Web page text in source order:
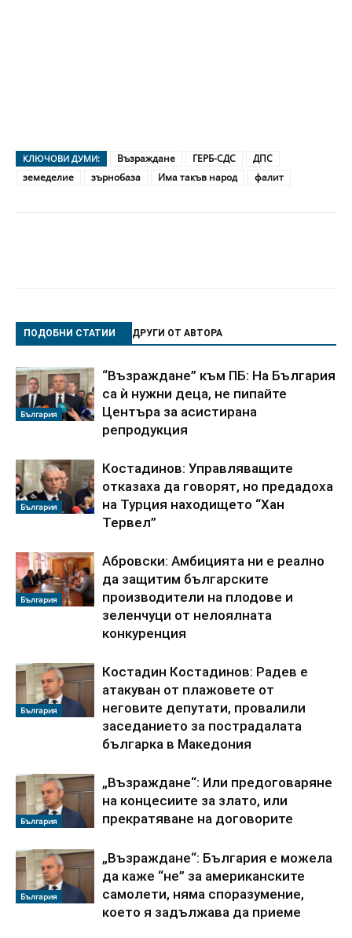
КЛЮЧОВИ ДУМИ: Възраждане ГЕРБ-СДС
ДПС
земеделие
зърнобаза Има такъв народ фалит
ПОДОБНИ СТАТИИ ДРУГИ ОТ АВТОРА
България
“Възраждане” към ПБ: На България
са ѝ нужни деца, не пипайте
Центъра за асистирана
репродукция
България
Костадинов: Управляващите
отказаха да говорят, но предадоха
на Турция находището “Хан
Тервел”
България
Абровски: Амбицията ни е реално
да защитим българските
производители на плодове и
зеленчуци от нелоялната
конкуренция
България
Костадин Костадинов: Радев е
атакуван от плажoвете от
неговите депутати, провалили
заседанието за пострадалата
българка в Македония
България
„Възраждане“: Или предоговаряне
на концесиите за злато, или
прекратяване на договорите
България
„Възраждане“: България е можела
да каже “не” за американските
самолети, няма споразумение,
което я задължава да приеме